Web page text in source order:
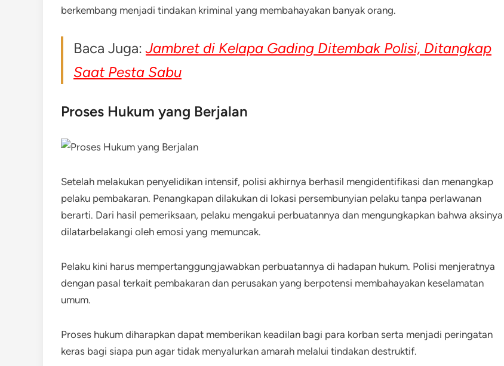
berkembang menjadi tindakan kriminal yang membahayakan banyak orang.
Baca Juga:Jambret di Kelapa Gading Ditembak Polisi, Ditangkap
Saat Pesta Sabu
Proses Hukum yang Berjalan
Setelah melakukan penyelidikan intensif, polisi akhirnya berhasil mengidentifikasi dan menangkap
pelaku pembakaran. Penangkapan dilakukan di lokasi persembunyian pelaku tanpa perlawanan
berarti. Dari hasil pemeriksaan, pelaku mengakui perbuatannya dan mengungkapkan bahwa aksinya
dilatarbelakangi oleh emosi yang memuncak.
Pelaku kini harus mempertanggungjawabkan perbuatannya di hadapan hukum. Polisi menjeratnya
dengan pasal terkait pembakaran dan perusakan yang berpotensi membahayakan keselamatan
umum.
Proses hukum diharapkan dapat memberikan keadilan bagi para korban serta menjadi peringatan
keras bagi siapa pun agar tidak menyalurkan amarah melalui tindakan destruktif.